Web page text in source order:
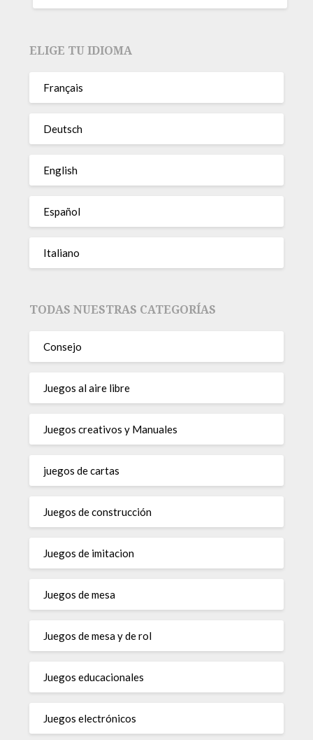
ELIGE TU IDIOMA
Français
Deutsch
English
Español
Italiano
TODAS NUESTRAS CATEGORÍAS
Consejo
Juegos al aire libre
Juegos creativos y Manuales
juegos de cartas
Juegos de construcción
Juegos de imitacion
Juegos de mesa
Juegos de mesa y de rol
Juegos educacionales
Juegos electrónicos